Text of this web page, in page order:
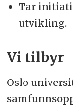
Tar
utvikling.
Vi tilbyr
Oslo